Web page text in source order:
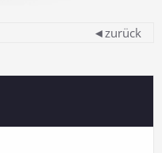
◄zurück